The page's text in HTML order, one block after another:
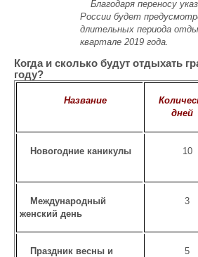
Благодаря переносу
России будет
длительных периода
квартале 2019 года.
Когда и сколько будут отдыхать
году?
Название
дней
Новогодние каникулы 10
Международный
женский день
3
Праздник весны и
5